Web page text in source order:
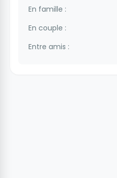
En famille :
En couple :
Entre amis :